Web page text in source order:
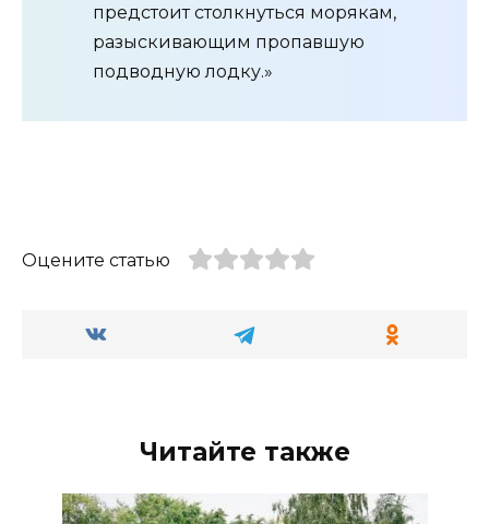
предстоит столкнуться морякам,
разыскивающим пропавшую
подводную лодку.»
Оцените статью
Читайте также